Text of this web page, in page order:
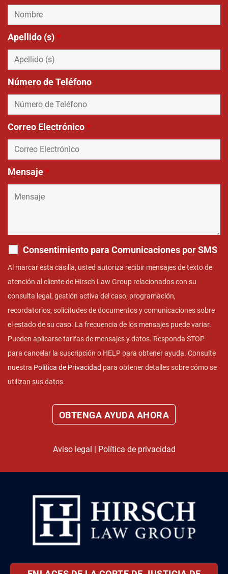
Apellido (s)*
Número de Teléfono
Correo Electrónico*
Mensaje*
Consentimiento para Comunicaciones por SMS
Al marcar esta casilla, usted autoriza recibir mensajes de texto de
atención al cliente de Hirsch Law Group relacionados con su
consulta legal, gestión activa del caso, programación,
recordatorios, solicitudes de documentos y comunicaciones sobre
el estado de su caso. La frecuencia de los mensajes puede variar.
Pueden aplicarse tarifas de mensajes y datos. Responda STOP
para cancelar la suscripción o HELP para obtener ayuda. Consulte
nuestra Política de Privacidad para obtener detalles sobre cómo se
utilizan sus datos.
Aviso legal | Política de privacidad